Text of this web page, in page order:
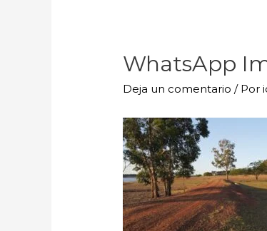
WhatsApp
Deja un comentario / Por